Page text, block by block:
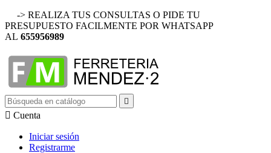
-> REALIZA TUS CONSULTAS O PIDE TU
PRESUPUESTO FACILMENTE POR WHATSAPP
AL 655956989

 Cuenta
Iniciar sesión
Registrarme